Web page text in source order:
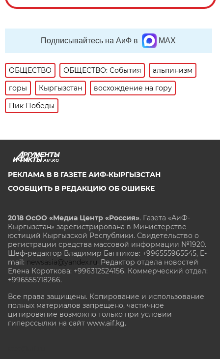
Подписывайтесь на АиФ в MAX
ОБЩЕСТВО ОБЩЕСТВО: События
альпинизм
горы
Кыргызстан
восхождение на гору
Пик Победы
AIF.KG
РЕКЛАМА В В ГАЗЕТЕ АИФ-КЫРГЫЗСТАН
СООБЩИТЬ В РЕДАКЦИЮ ОБ ОШИБКЕ
2018 ОсОО «Медиа Центр «Россия». Газета «АиФ-
Кыргызстан» зарегистрирована в Министерстве
юстиций Кыргызской Республики. Свидетельство о
регистрации средства массовой информации №1920.
Шеф-редактор Владимир Банников: +996555965545, E-
mail: newsasia@yandex.ru. Редактор отдела новостей
Елена Короткова: +996312524156. Коммерческий отдел:
+996555718266.
Все права защищены. Копирование и использование
полных материалов запрещено, частичное
цитирование возможно только при условии
гиперссылки на сайт www.aif.kg.